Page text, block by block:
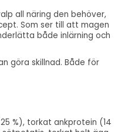
all näring den behöver,
Som ser till att magen
både inlärning och
göra skillnad. Både för
%), torkat ankprotein (14